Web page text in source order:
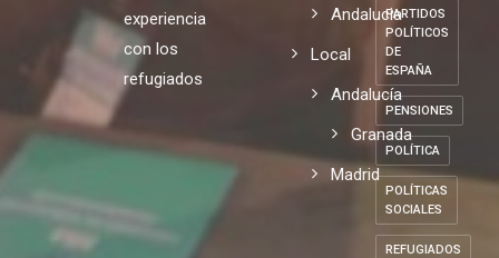
experiencia
con los
refugiados
Andalucia
Local
Andalucía
Granada
Madrid
PARTIDOS
POLÍTICOS
DE
ESPAÑA
PENSIONES
POLÍTICA
POLÍTICAS
SOCIALES
REFUGIADOS